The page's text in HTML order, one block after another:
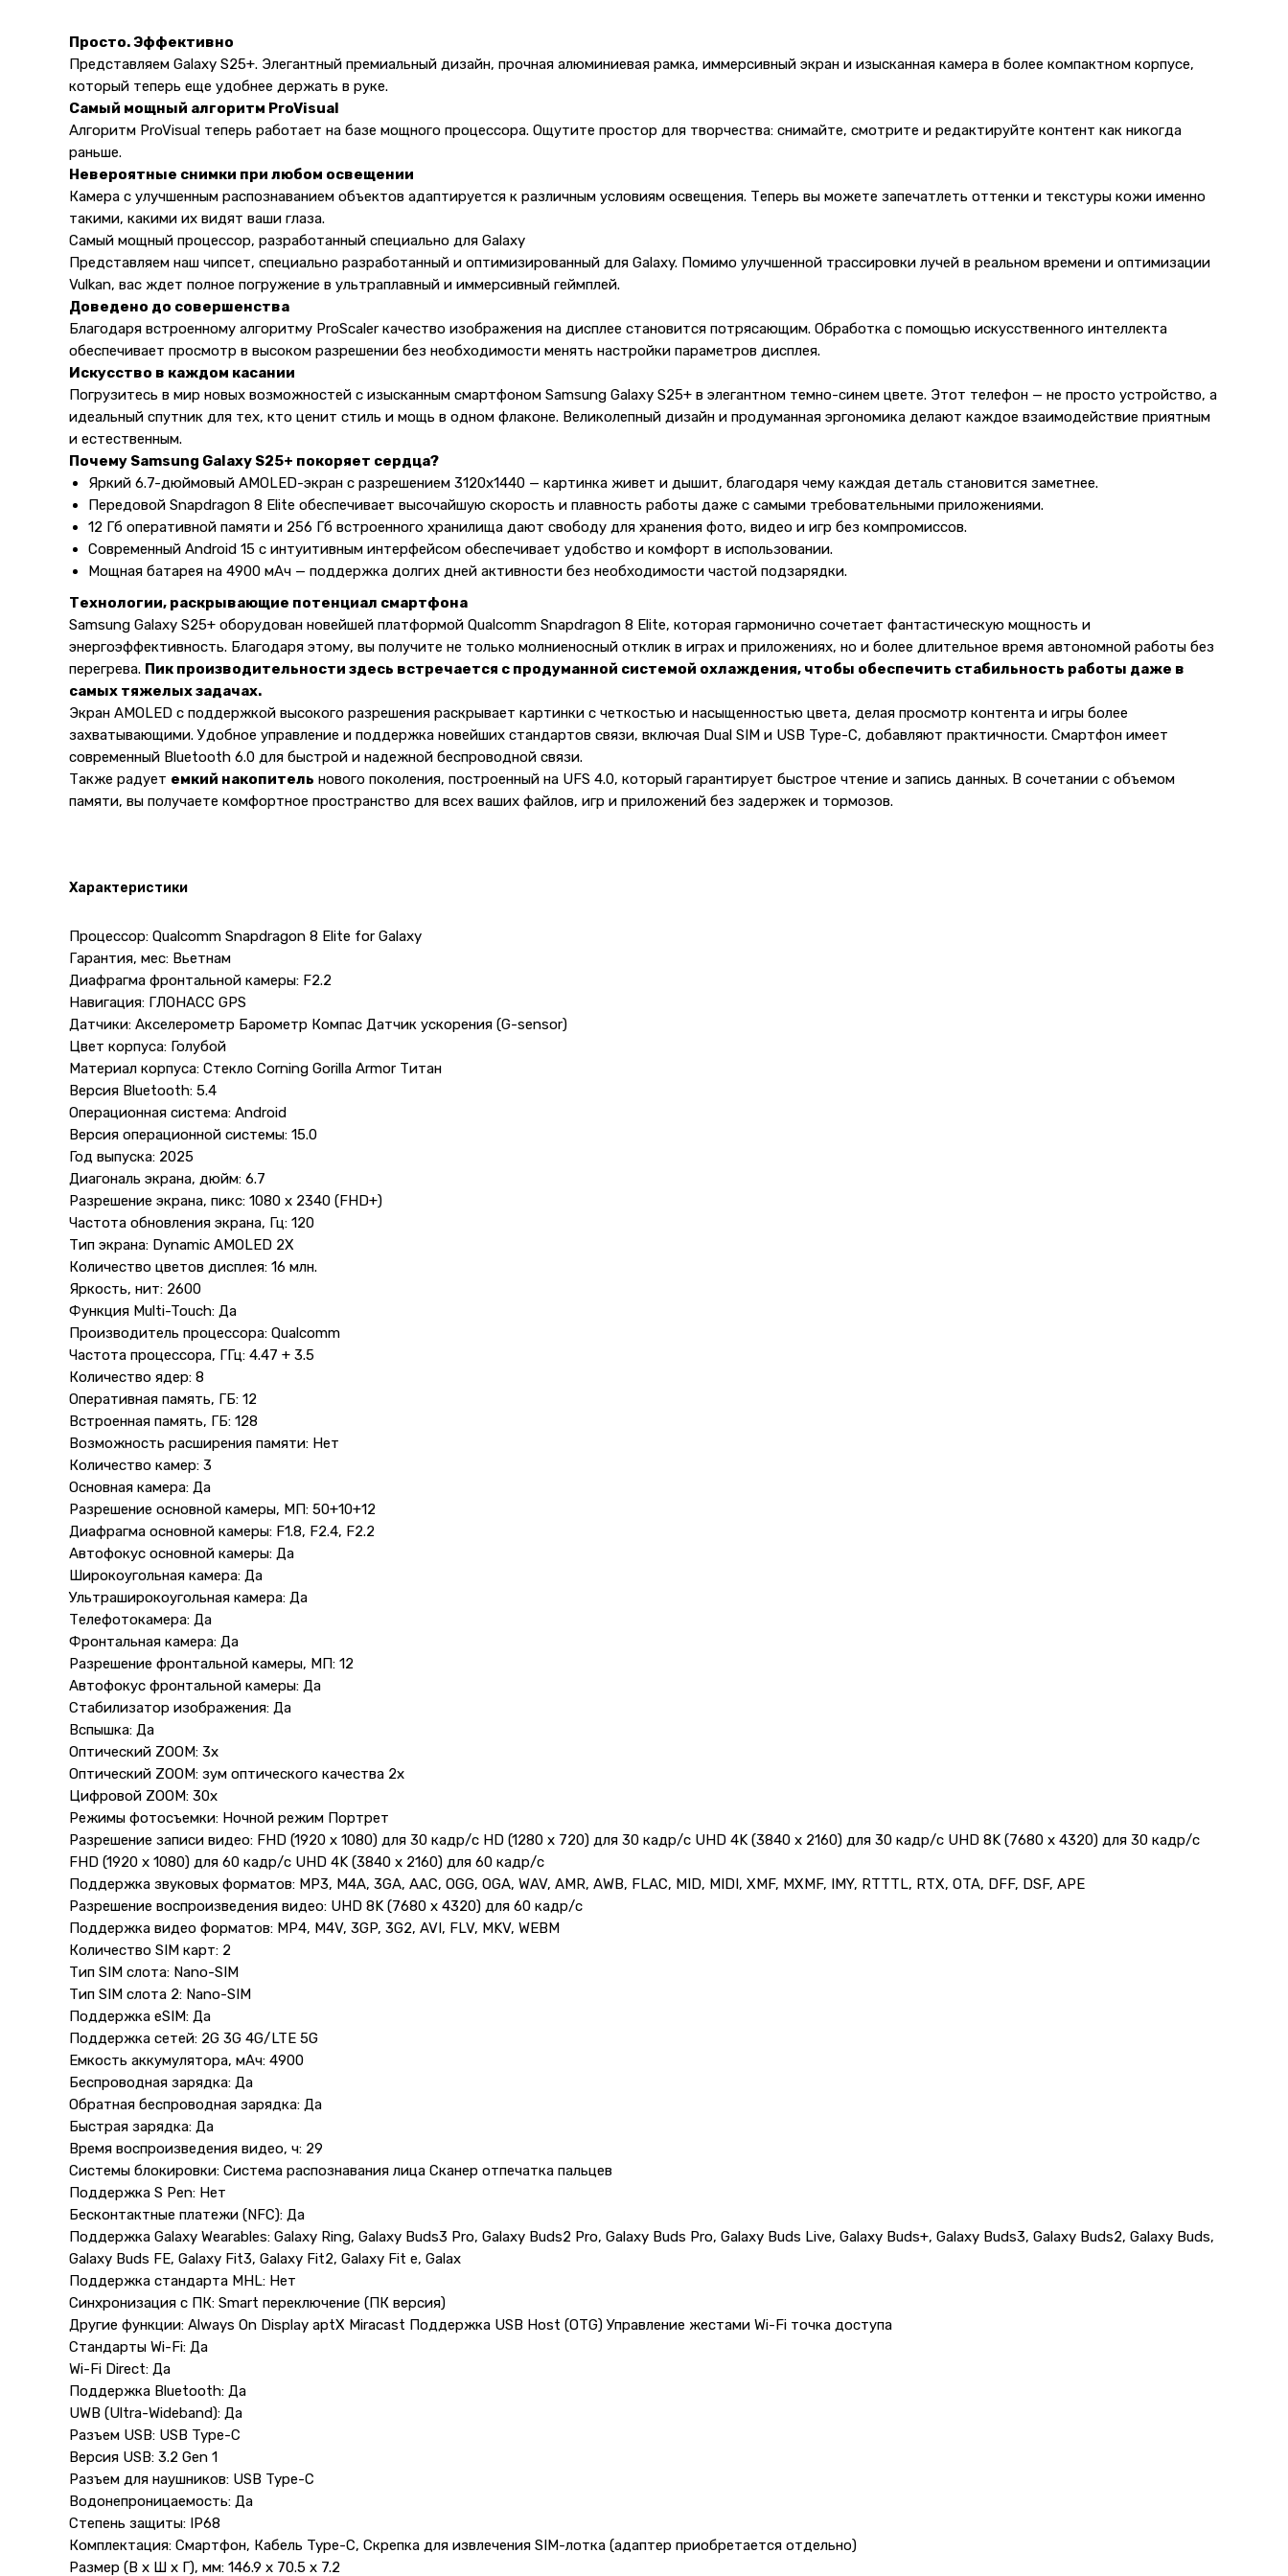
Просто. Эффективно
Представляем Galaxy S25+. Элегантный премиальный дизайн, прочная алюминиевая рамка, иммерсивный экран и изысканная камера в более компактном корпусе,
который теперь еще удобнее держать в руке.
Самый мощный алгоритм ProVisual
Алгоритм ProVisual теперь работает на базе мощного процессора. Ощутите простор для творчества: снимайте, смотрите и редактируйте контент как никогда
раньше.
Невероятные снимки при любом освещении
Камера с улучшенным распознаванием объектов адаптируется к различным условиям освещения. Теперь вы можете запечатлеть оттенки и текстуры кожи именно
такими, какими их видят ваши глаза.
Самый мощный процессор, разработанный специально для Galaxy
Представляем наш чипсет, специально разработанный и оптимизированный для Galaxy. Помимо улучшенной трассировки лучей в реальном времени и оптимизации
Vulkan, вас ждет полное погружение в ультраплавный и иммерсивный геймплей.
Доведено до совершенства
Благодаря встроенному алгоритму ProScaler качество изображения на дисплее становится потрясающим. Обработка с помощью искусственного интеллекта
обеспечивает просмотр в высоком разрешении без необходимости менять настройки параметров дисплея.
Искусство в каждом касании
Погрузитесь в мир новых возможностей с изысканным смартфоном Samsung Galaxy S25+ в элегантном темно-синем цвете. Этот телефон — не просто устройство, а
идеальный спутник для тех, кто ценит стиль и мощь в одном флаконе. Великолепный дизайн и продуманная эргономика делают каждое взаимодействие приятным
и естественным.
Почему Samsung Galaxy S25+ покоряет сердца?
Яркий 6.7-дюймовый AMOLED-экран с разрешением 3120х1440 — картинка живет и дышит, благодаря чему каждая деталь становится заметнее.
Передовой Snapdragon 8 Elite обеспечивает высочайшую скорость и плавность работы даже с самыми требовательными приложениями.
12 Гб оперативной памяти и 256 Гб встроенного хранилища дают свободу для хранения фото, видео и игр без компромиссов.
Современный Android 15 с интуитивным интерфейсом обеспечивает удобство и комфорт в использовании.
Мощная батарея на 4900 мАч — поддержка долгих дней активности без необходимости частой подзарядки.
Технологии, раскрывающие потенциал смартфона
Samsung Galaxy S25+ оборудован новейшей платформой Qualcomm Snapdragon 8 Elite, которая гармонично сочетает фантастическую мощность и
энергоэффективность. Благодаря этому, вы получите не только молниеносный отклик в играх и приложениях, но и более длительное время автономной работы без
перегрева. Пик производительности здесь встречается с продуманной системой охлаждения, чтобы обеспечить стабильность работы даже в
самых тяжелых задачах.
Экран AMOLED с поддержкой высокого разрешения раскрывает картинки с четкостью и насыщенностью цвета, делая просмотр контента и игры более
захватывающими. Удобное управление и поддержка новейших стандартов связи, включая Dual SIM и USB Type-C, добавляют практичности. Смартфон имеет
современный Bluetooth 6.0 для быстрой и надежной беспроводной связи.
Также радует емкий накопитель нового поколения, построенный на UFS 4.0, который гарантирует быстрое чтение и запись данных. В сочетании с объемом
памяти, вы получаете комфортное пространство для всех ваших файлов, игр и приложений без задержек и тормозов.
Характеристики
Процессор: Qualcomm Snapdragon 8 Elite for Galaxy
Гарантия, мес: Вьетнам
Диафрагма фронтальной камеры: F2.2
Навигация: ГЛОНАСС GPS
Датчики: Акселерометр Барометр Компас Датчик ускорения (G-sensor)
Цвет корпуса: Голубой
Материал корпуса: Cтекло Corning Gorilla Armor Титан
Версия Bluetooth: 5.4
Операционная система: Android
Версия операционной системы: 15.0
Год выпуска: 2025
Диагональ экрана, дюйм: 6.7
Разрешение экрана, пикс: 1080 x 2340 (FHD+)
Частота обновления экрана, Гц: 120
Тип экрана: Dynamic AMOLED 2X
Количество цветов дисплея: 16 млн.
Яркость, нит: 2600
Функция Multi-Touch: Да
Производитель процессора: Qualcomm
Частота процессора, ГГц: 4.47 + 3.5
Количество ядер: 8
Оперативная память, ГБ: 12
Встроенная память, ГБ: 128
Возможность расширения памяти: Нет
Количество камер: 3
Основная камера: Да
Разрешение основной камеры, МП: 50+10+12
Диафрагма основной камеры: F1.8, F2.4, F2.2
Автофокус основной камеры: Да
Широкоугольная камера: Да
Ультраширокоугольная камера: Да
Телефотокамера: Да
Фронтальная камера: Да
Разрешение фронтальной камеры, МП: 12
Автофокус фронтальной камеры: Да
Стабилизатор изображения: Да
Вспышка: Да
Оптический ZOOM: 3x
Оптический ZOOM: зум оптического качества 2х
Цифровой ZOOM: 30x
Режимы фотосъемки: Ночной режим Портрет
Разрешение записи видео: FHD (1920 x 1080) для 30 кадр/с HD (1280 x 720) для 30 кадр/с UHD 4K (3840 x 2160) для 30 кадр/с UHD 8K (7680 x 4320) для 30 кадр/с
FHD (1920 x 1080) для 60 кадр/с UHD 4K (3840 x 2160) для 60 кадр/с
Поддержка звуковых форматов: MP3, M4A, 3GA, AAC, OGG, OGA, WAV, AMR, AWB, FLAC, MID, MIDI, XMF, MXMF, IMY, RTTTL, RTX, OTA, DFF, DSF, APE
Разрешение воспроизведения видео: UHD 8K (7680 x 4320) для 60 кадр/с
Поддержка видео форматов: MP4, M4V, 3GP, 3G2, AVI, FLV, MKV, WEBM
Количество SIM карт: 2
Тип SIM слота: Nano-SIM
Тип SIM слота 2: Nano-SIM
Поддержка eSIM: Да
Поддержка сетей: 2G 3G 4G/LTE 5G
Емкость аккумулятора, мАч: 4900
Беспроводная зарядка: Да
Обратная беспроводная зарядка: Да
Быстрая зарядка: Да
Время воспроизведения видео, ч: 29
Системы блокировки: Система распознавания лица Сканер отпечатка пальцев
Поддержка S Pen: Нет
Бесконтактные платежи (NFC): Да
Поддержка Galaxy Wearables: Galaxy Ring, Galaxy Buds3 Pro, Galaxy Buds2 Pro, Galaxy Buds Pro, Galaxy Buds Live, Galaxy Buds+, Galaxy Buds3, Galaxy Buds2, Galaxy Buds,
Galaxy Buds FE, Galaxy Fit3, Galaxy Fit2, Galaxy Fit e, Galax
Поддержка стандарта MHL: Нет
Синхронизация с ПК: Smart переключение (ПК версия)
Другие функции: Always On Display aptX Miracast Поддержка USB Host (OTG) Управление жестами Wi-Fi точка доступа
Стандарты Wi-Fi: Да
Wi-Fi Direct: Да
Поддержка Bluetooth: Да
UWB (Ultra-Wideband): Да
Разъем USB: USB Type-C
Версия USB: 3.2 Gen 1
Разъем для наушников: USB Type-C
Водонепроницаемость: Да
Степень защиты: IP68
Комплектация: Смартфон, Кабель Type-C, Скрепка для извлечения SIM-лотка (адаптер приобретается отдельно)
Размер (В x Ш x Г), мм: 146.9 x 70.5 x 7.2